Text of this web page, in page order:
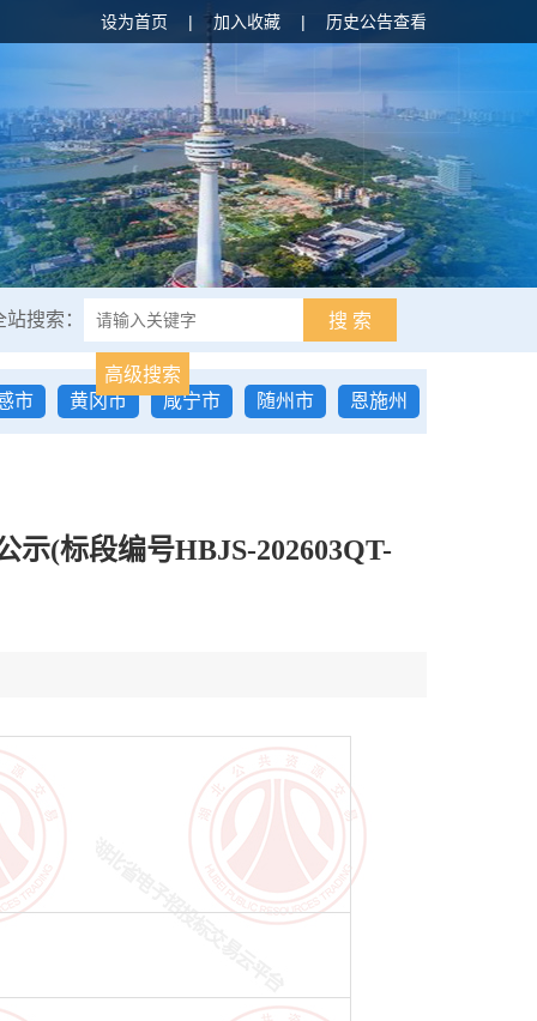
设为首页 | 加入收藏 | 历史公告查看
站搜索： 搜 索
高级搜索
市
黄冈市 咸宁市 随州市 恩施州
(标段编号HBJS-202603QT-